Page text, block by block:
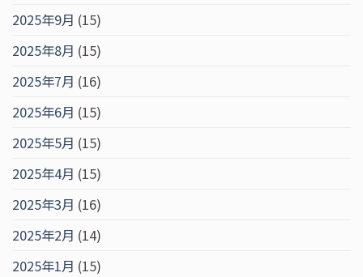
2025年9月 (15)
2025年8月 (15)
2025年7月 (16)
2025年6月 (15)
2025年5月 (15)
2025年4月 (15)
2025年3月 (16)
2025年2月 (14)
2025年1月 (15)